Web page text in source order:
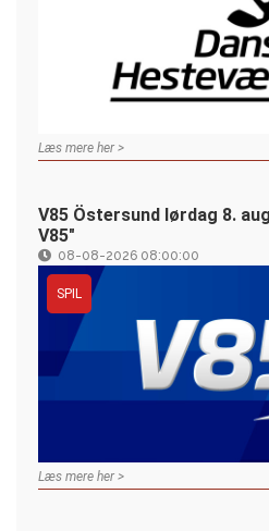
Læs mere her >
V85 Östersund lørdag 8.
V85"
08-08-2026 08:00:00
SPIL
Læs mere her >